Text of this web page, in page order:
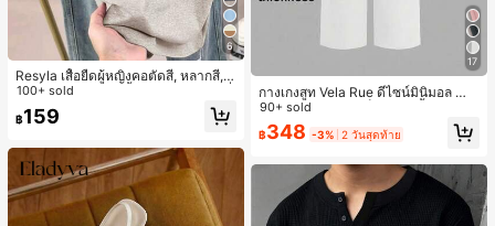
6
Resyla เสื้อยืดผู้หญิงคอตัดสี, หลากสี, ล
ายพิมพ์แมวน่ารัก, เสื้อสำหรับออกไปเที่
ยวฤดูร้อน, ดีไซน์กราฟิก, ความรู้สึกพรีเ
มียม, ลำลองอเนกประสงค์, สวมใส่ประ
เสื้อผ้ากลางแจ้ง
100+ sold
฿159
17
กางเกงสูท Vela Rue ดีไซน์มินิมอล น้ำ
หนักเบา โปร่งแสงเล็กน้อย สีน้ำเงินเข้ม
สีพื้น ปิดด้วยซิป ตะขอ และกระดุม ขาก
ว้าง ทรงเพรียว แฟชั่นทุกฤดูกาล สีขาว
90+ sold
฿348 -3% 2 วันสุดท้าย